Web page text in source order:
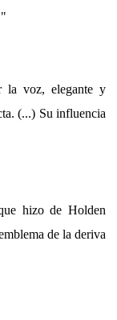
la voz, elegante y
(...) Su influencia
hizo de Holden
de la deriva